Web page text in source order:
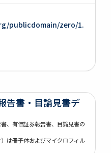
publicdomain/zero/1.
告書・目論見書デ
、有価証券報告書、目論見書の
は冊子体およびマイクロフィル